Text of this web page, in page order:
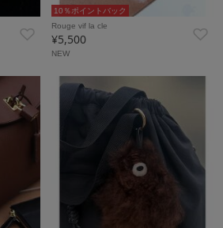
10％ポイントバック
Rouge vif la cle
¥5,500
NEW